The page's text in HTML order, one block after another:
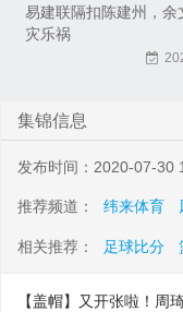
易建联隔扣陈建州，余
灾乐祸
集锦信息
发布时间：2020-07-30
推荐频道： 纬来体育
相关推荐： 足球比分
【盖帽】又开张啦！周